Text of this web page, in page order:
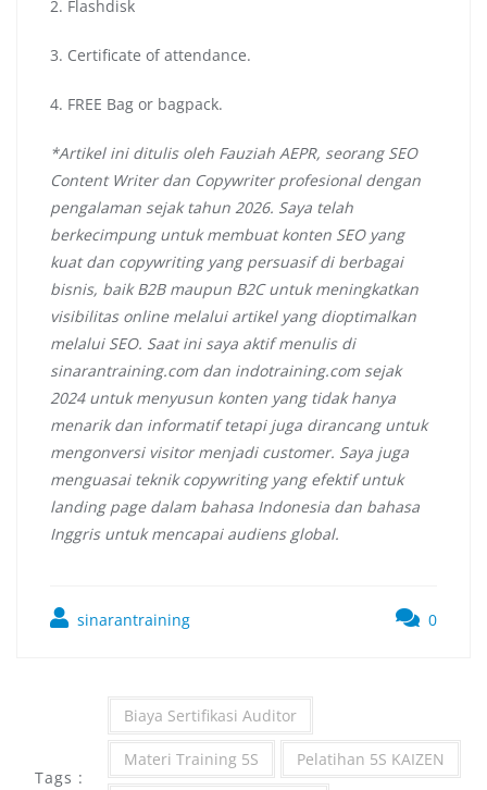
2. Flashdisk
3. Certificate of attendance.
4. FREE Bag or bagpack.
*Artikel ini ditulis oleh Fauziah AEPR, seorang SEO
Content Writer dan Copywriter profesional dengan
pengalaman sejak tahun 2026. Saya telah
berkecimpung untuk membuat konten SEO yang
kuat dan copywriting yang persuasif di berbagai
bisnis, baik B2B maupun B2C untuk meningkatkan
visibilitas online melalui artikel yang dioptimalkan
melalui SEO. Saat ini saya aktif menulis di
sinarantraining.com dan indotraining.com sejak
2024 untuk menyusun konten yang tidak hanya
menarik dan informatif tetapi juga dirancang untuk
mengonversi visitor menjadi customer. Saya juga
menguasai teknik copywriting yang efektif untuk
landing page dalam bahasa Indonesia dan bahasa
Inggris untuk mencapai audiens global.
sinarantraining 0
Tags :
Biaya Sertifikasi Auditor
Materi Training 5S Pelatihan 5S KAIZEN